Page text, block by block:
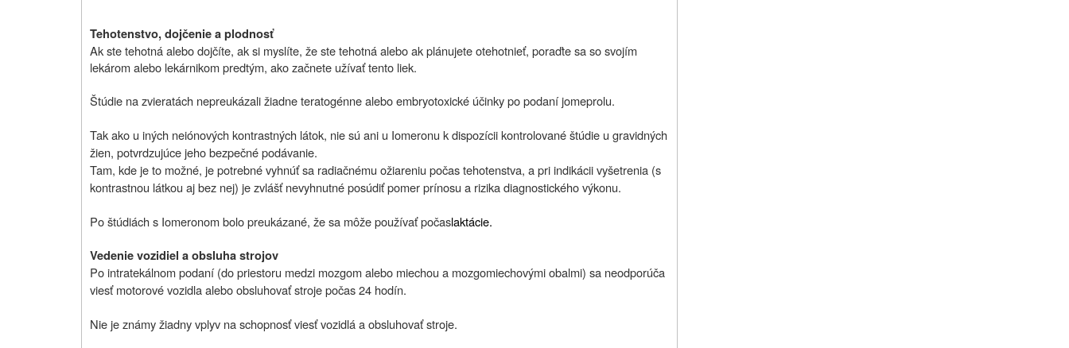
Tehotenstvo, dojčenie a plodnosť
Ak ste tehotná alebo dojčíte, ak si myslíte, že ste tehotná alebo ak plánujete otehotnieť, poraďte sa so svojím
lekárom alebo lekárnikom predtým, ako začnete užívať tento liek.
Štúdie na zvieratách nepreukázali žiadne teratogénne alebo embryotoxické účinky po podaní jomeprolu.
Tak ako u iných neiónových kontrastných látok, nie sú ani u Iomeronu k dispozícii kontrolované štúdie u gravidných
žien, potvrdzujúce jeho bezpečné podávanie.
Tam, kde je to možné, je potrebné vyhnúť sa radiačnému ožiareniu počas tehotenstva, a pri indikácii vyšetrenia (s
kontrastnou látkou aj bez nej) je zvlášť nevyhnutné posúdiť pomer prínosu a rizika diagnostického výkonu.
Po štúdiách s Iomeronom bolo preukázané, že sa môže používať počaslaktácie.
Vedenie vozidiel a obsluha strojov
Po intratekálnom podaní (do priestoru medzi mozgom alebo miechou a mozgomiechovými obalmi) sa neodporúča
viesť motorové vozidla alebo obsluhovať stroje počas 24 hodín.
Nie je známy žiadny vplyv na schopnosť viesť vozidlá a obsluhovať stroje.